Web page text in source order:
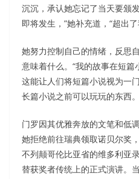
沉沉，承认她忘记了当天要颁
即将发生，”她补充道，“超出
她努力控制自己的情绪，反思
意味着什么。“我的故事在短
这能让人们将短篇小说视为一
长篇小说之前可以玩玩的东西
门罗因其优雅奔放的文笔和低
她拒绝前往瑞典领取诺贝尔奖
不列颠哥伦比亚省的维多利亚
替获奖者传统上的正式演讲。